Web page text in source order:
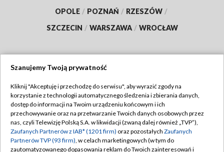
OPOLE / POZNAŃ / RZESZÓW /
SZCZECIN / WARSZAWA / WROCŁAW
TVP
Abonament TVP
Emisja w TVP
Centrum informacji TVP
Regulamin TVP
Polityka prywatności
Moje zgody
Szanujemy Twoją prywatność
Kliknij "Akceptuję i przechodzę do serwisu", aby wyrazić zgody na
korzystanie z technologii automatycznego śledzenia i zbierania danych,
dostęp do informacji na Twoim urządzeniu końcowym i ich
przechowywanie oraz na przetwarzanie Twoich danych osobowych przez
nas, czyli Telewizję Polską S.A. w likwidacji (zwaną dalej również „TVP”),
Zaufanych Partnerów z IAB* (1201 firm) oraz pozostałych Zaufanych
Partnerów TVP (93 firm), w celach marketingowych (w tym do
zautomatyzowanego dopasowania reklam do Twoich zainteresowań i